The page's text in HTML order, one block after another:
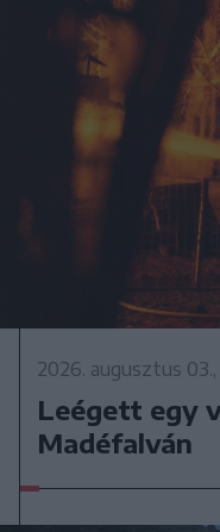
2026. augusztus
Leégett egy
Madéfalván